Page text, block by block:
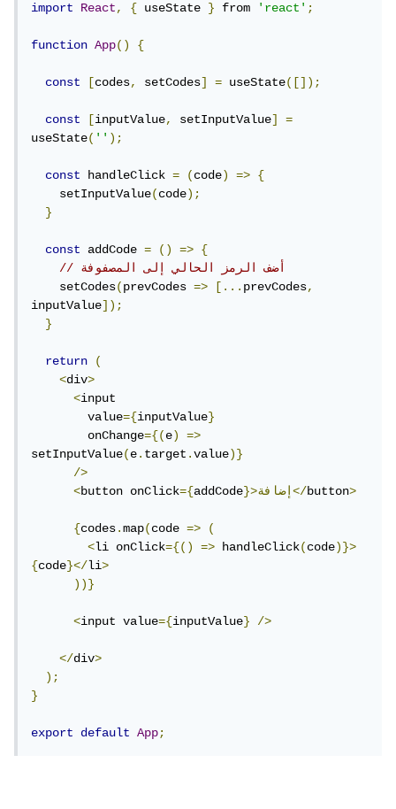
import React, { useState } from 'react';
function App() {
const [codes, setCodes] = useState([]);
const [inputValue, setInputValue]
=
useState('');
const handleClick = (code) =>
{
setInputValue(code);
}
const addCode = () =>
{
// أضف الرمز الحالي إلى المصفوفة
setCodes(prevCodes => [...prevCodes,
inputValue]);
}
return
(
<div>
<input
value={inputValue}
onChange={(e)
=>
setInputValue(e.target.value)}
/>
<button onClick={addCode }>إضافة</button>
{codes.map(code =>
(
<li onClick={() => handleClick(code)}>
{code}</li>
))}
<input value={inputValue} />
</div>
);
}
export default App;